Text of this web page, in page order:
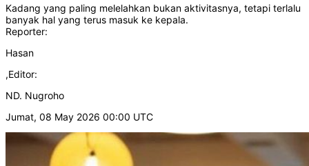
Kadang yang paling melelahkan bukan aktivitasnya, tetapi terlalu
banyak hal yang terus masuk ke kepala.
Reporter:
Hasan
,Editor:
ND. Nugroho
Jumat, 08 May 2026 00:00 UTC